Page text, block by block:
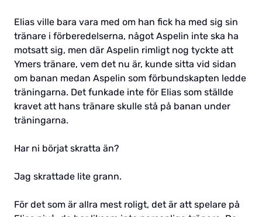
Elias ville bara vara med om han fick ha med sig sin
tränare i förberedelserna, något Aspelin inte ska ha
motsatt sig, men där Aspelin rimligt nog tyckte att
Ymers tränare, vem det nu är, kunde sitta vid sidan
om banan medan Aspelin som förbundskapten ledde
träningarna. Det funkade inte för Elias som ställde
kravet att hans tränare skulle stå på banan under
träningarna.
Har ni börjat skratta än?
Jag skrattade lite grann.
För det som är allra mest roligt, det är att spelare på